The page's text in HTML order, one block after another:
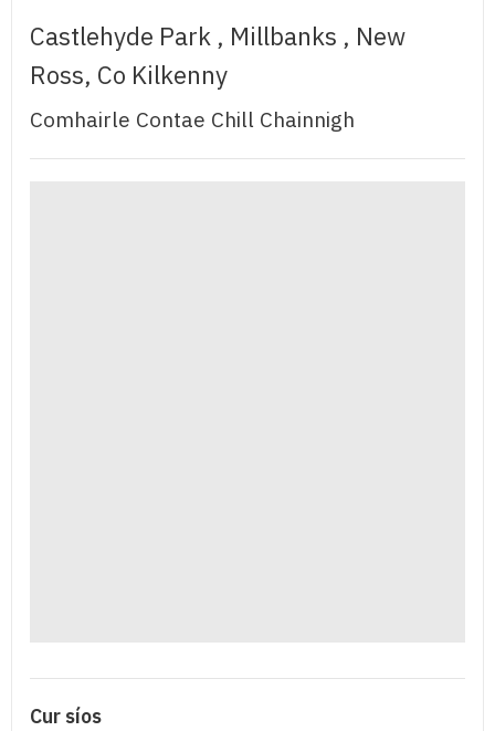
Castlehyde Park , Millbanks , New
Ross, Co Kilkenny
Comhairle Contae Chill Chainnigh
Cur síos